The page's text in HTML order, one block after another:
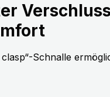
Schnalle